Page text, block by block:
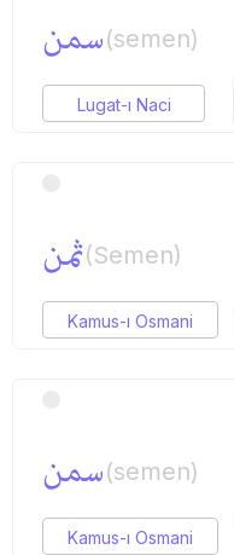
سمن(semen)
Lugat-ı Naci
ثمن(Semen)
Kamus-ı Osmani
سمن(semen)
Kamus-ı Osmani